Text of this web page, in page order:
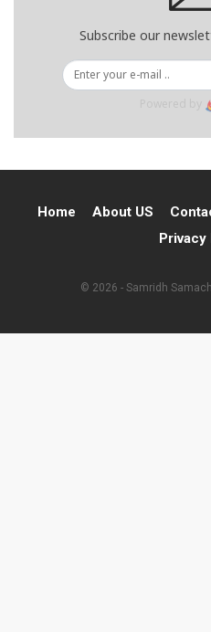
Subscribe our
Home About US
© 2026 - Samridh